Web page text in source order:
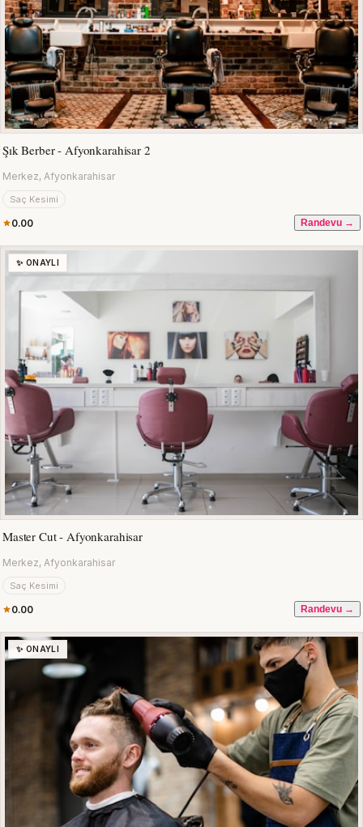
Şık Berber - Afyonkarahisar 2
Merkez, Afyonkarahisar
Saç Kesimi
0.00 Randevu →
✨ ONAYLI
Master Cut - Afyonkarahisar
Merkez, Afyonkarahisar
Saç Kesimi
0.00 Randevu →
✨ ONAYLI